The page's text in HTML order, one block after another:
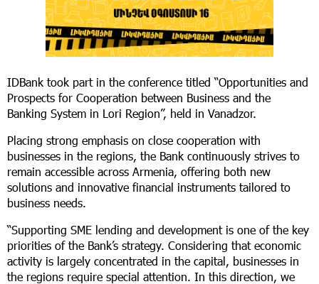
IDBank took part in the conference titled “Opportunities and
Prospects for Cooperation between Business and the
Banking System in Lori Region”, held in Vanadzor.
Placing strong emphasis on close cooperation with
businesses in the regions, the Bank continuously strives to
remain accessible across Armenia, offering both new
solutions and innovative financial instruments tailored to
business needs.
“Supporting SME lending and development is one of the key
priorities of the Bank’s strategy. Considering that economic
activity is largely concentrated in the capital, businesses in
the regions require special attention. In this direction, we